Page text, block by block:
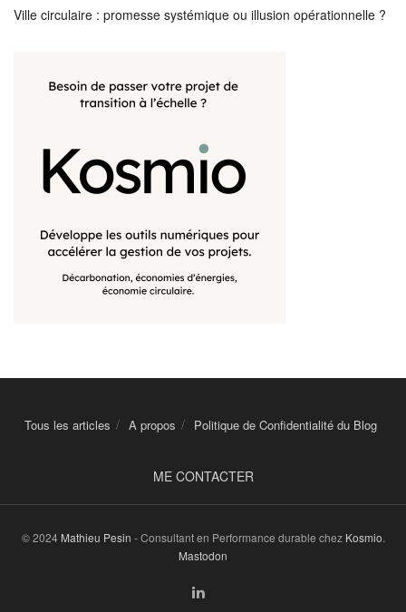
Ville circulaire : promesse systémique ou illusion opérationnelle ?
Tous les articles A propos Politique de Confidentialité du Blog
ME CONTACTER
© 2024 Mathieu Pesin - Consultant en Performance durable chez Kosmio.
Mastodon